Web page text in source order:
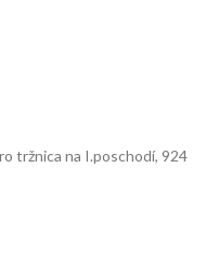
tržnica na I.poschodí, 924